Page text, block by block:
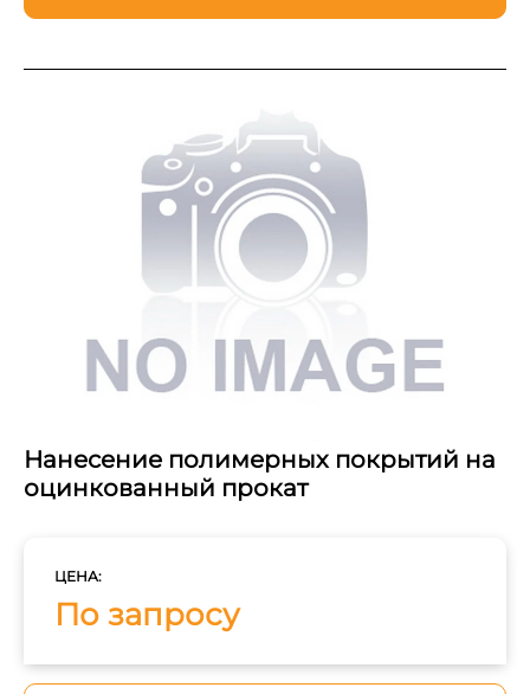
Нанесение полимерных покрытий на
оцинкованный прокат
ЦЕНА:
По запросу